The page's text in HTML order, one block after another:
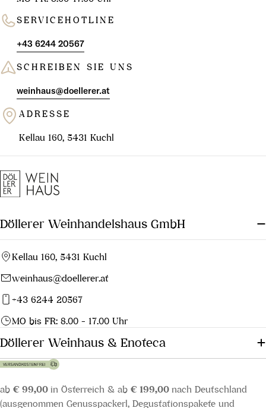
SERVICEHOTLINE
+43 6244 20567
SCHREIBEN SIE UNS
weinhaus@doellerer.at
ADRESSE
Kellau 160, 5431 Kuchl
Döllerer Weinhandelshaus GmbH
Kellau 160, 5431 Kuchl
weinhaus@doellerer.at
+43 6244 20567
MO bis FR: 8.00 - 17.00 Uhr
Döllerer Weinhaus & Enoteca
ab € 99,00 in Österreich & ab € 199,00 nach Deutschland
(ausgenommen Genusspackerl, Degustationspakete und